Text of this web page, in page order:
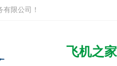
限公司！
飞机之